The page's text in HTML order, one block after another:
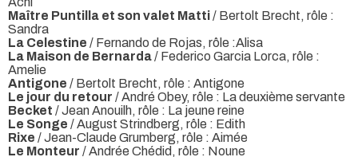
Maître Puntilla et son valet Matti/ Bertolt Brecht, rôle :
Sandra
La Celestine / Fernando de Rojas, rôle :Alisa
La Maison de Bernarda/ Federico Garcia Lorca, rôle :
Amelie
Antigone / Bertolt Brecht, rôle : Antigone
Le jour du retour / André Obey, rôle : La deuxième servante
Becket / Jean Anouilh, rôle : La jeune reine
Le Songe / August Strindberg, rôle : Edith
Rixe / Jean-Claude Grumberg, rôle : Aimée
Le Monteur / Andrée Chédid, rôle : Noune